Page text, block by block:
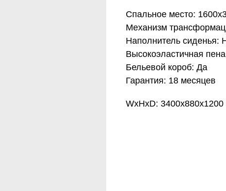
Спальное место:
Механизм
Наполнитель сиденья:
Высокоэластичная
Бельевой короб: Да
Гарантия: 18 месяцев
WxHxD: 3400x880x1200